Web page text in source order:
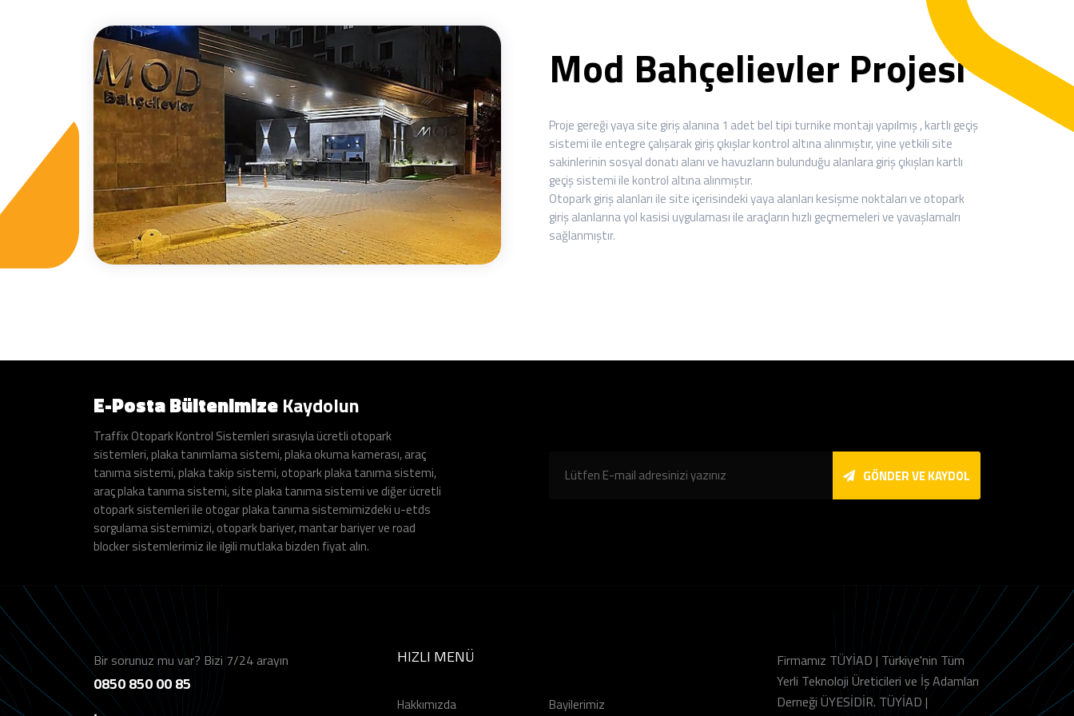
Mod Bahçelievler Projesi
Proje gereği yaya site giriş alanına 1 adet bel tipi turnike montajı yapılmış , kartlı geçiş
sistemi ile entegre çalışarak giriş çıkışlar kontrol altına alınmıştır, yine yetkili site
sakinlerinin sosyal donatı alanı ve havuzların bulunduğu alanlara giriş çıkışları kartlı
geçiş sistemi ile kontrol altına alınmıştır.
Otopark giriş alanları ile site içerisindeki yaya alanları kesişme noktaları ve otopark
giriş alanlarına yol kasisi uygulaması ile araçların hızlı geçmemeleri ve yavaşlamalrı
sağlanmıştır.
E-Posta BültenimizeKaydolun
Traffix Otopark Kontrol Sistemleri sırasıyla ücretli otopark
sistemleri, plaka tanımlama sistemi, plaka okuma kamerası, araç
tanıma sistemi, plaka takip sistemi, otopark plaka tanıma sistemi,
araç plaka tanıma sistemi, site plaka tanıma sistemi ve diğer ücretli
otopark sistemleri ile otogar plaka tanıma sistemimizdeki u-etds
sorgulama sistemimizi, otopark bariyer, mantar bariyer ve road
blocker sistemlerimiz ile ilgili mutlaka bizden fiyat alın.
GÖNDER VE KAYDOL
Bir sorunuz mu var? Bizi 7/24 arayın
0850 850 00 85
HIZLI MENÜ
Hakkımızda
Bayilerimiz
Firmamız TÜYİAD | Türkiye'nin Tüm
Yerli Teknoloji Üreticileri ve İş Adamları
Derneği ÜYESİDİR. TÜYİAD |